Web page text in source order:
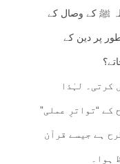
ﷺ کے وصال کے
پر دین کے
کرتی۔ لہٰذا
کے “تواترِ عملی”
ہے جیسے قرآن
ہوا۔